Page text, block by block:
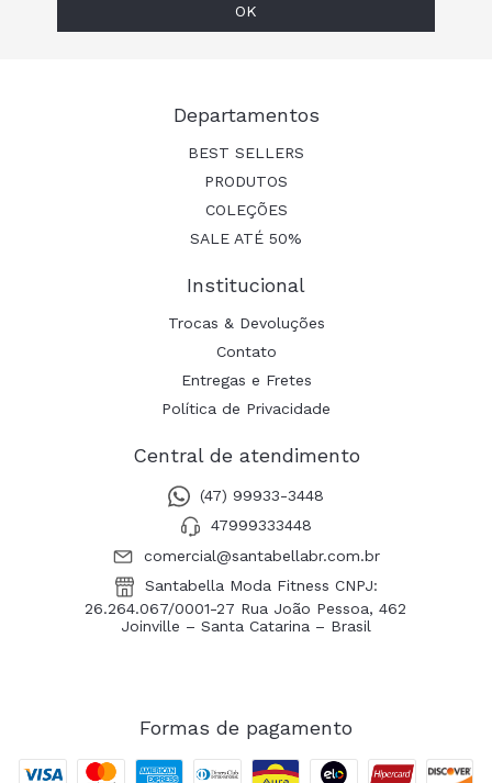
Departamentos
BEST SELLERS
PRODUTOS
COLEÇÕES
SALE ATÉ 50%
Institucional
Trocas & Devoluções
Contato
Entregas e Fretes
Política de Privacidade
Central de atendimento
(47) 99933-3448
47999333448
comercial@santabellabr.com.br
Santabella Moda Fitness CNPJ:
26.264.067/0001-27 Rua João Pessoa, 462
Joinville – Santa Catarina – Brasil
Formas de pagamento